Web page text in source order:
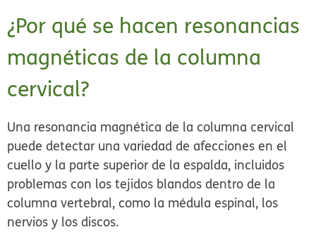
¿Por qué se hacen resonancias
magnéticas de la columna
cervical?
Una resonancia magnética de la columna cervical
puede detectar una variedad de afecciones en el
cuello y la parte superior de la espalda, incluidos
problemas con los tejidos blandos dentro de la
columna vertebral, como la médula espinal, los
nervios y los discos.